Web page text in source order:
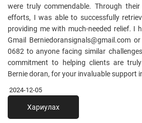
were truly commendable. Through
efforts, I was able to successfully
providing me with much-needed relief. I
Gmail Berniedoransignals@gmail.com
0682 to anyone facing similar
commitment to helping clients are
Bernie doran, for your invaluable support
2024-12-05
Хариулах